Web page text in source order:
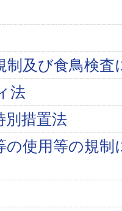
制及び食鳥検査
法
別措置法
の使用等の規